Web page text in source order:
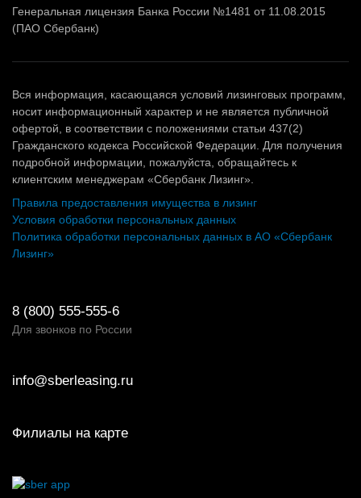
Генеральная лицензия Банка России №1481 от 11.08.2015
(ПАО Сбербанк)
Вся информация, касающаяся условий лизинговых программ,
носит информационный характер и не является публичной
офертой, в соответствии с положениями статьи 437(2)
Гражданского кодекса Российской Федерации. Для получения
подробной информации, пожалуйста, обращайтесь к
клиентским менеджерам «Сбербанк Лизинг».
Правила предоставления имущества в лизинг
Условия обработки персональных данных
Политика обработки персональных данных в АО «Сбербанк
Лизинг»
8 (800) 555-555-6
Для звонков по России
info@sberleasing.ru
Филиалы на карте